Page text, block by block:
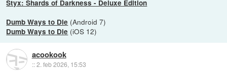
Styx: Shards of Darkness - Deluxe Edition
Dumb Ways to Die (Android 7)
Dumb Ways to Die (iOS 12)
acookook
::2. feb 2026, 15:53